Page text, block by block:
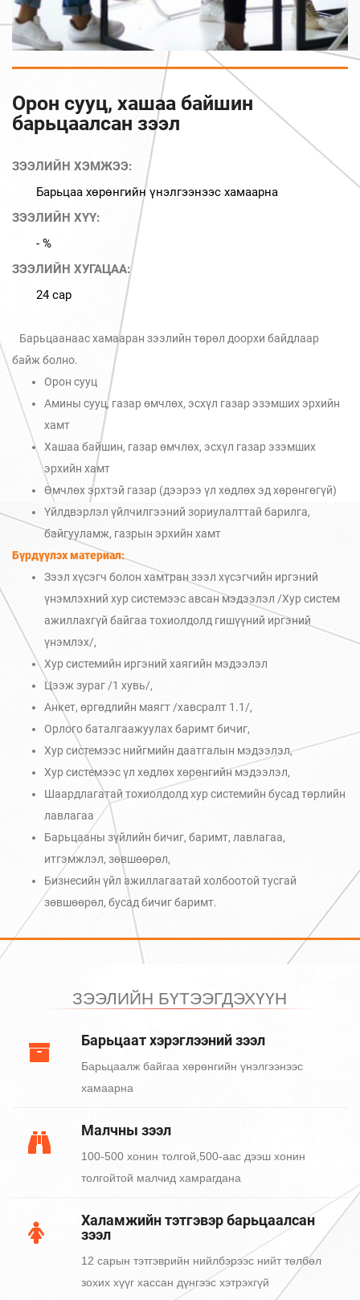
Орон сууц, хашаа байшин
барьцаалсан зээл
ЗЭЭЛИЙН ХЭМЖЭЭ:
Барьцаа хөрөнгийн үнэлгээнээс хамаарна
ЗЭЭЛИЙН ХҮҮ:
- %
ЗЭЭЛИЙН ХУГАЦАА:
24 сар
Барьцаанаас хамааран зээлийн төрөл доорхи байдлаар
байж болно.
Орон сууц
Амины сууц, газар өмчлөх, эсхүл газар эзэмших эрхийн
хамт
Хашаа байшин, газар өмчлөх, эсхүл газар эзэмших
эрхийн хамт
Өмчлөх эрхтэй газар (дээрээ үл хөдлөх эд хөрөнгөгүй)
Үйлдвэрлэл үйлчилгээний зориулалттай барилга,
байгууламж, газрын эрхийн хамт
Бүрдүүлэх материал:
Зээл хүсэгч болон хамтран зээл хүсэгчийн иргэний
үнэмлэхний хур системээс авсан мэдээлэл /Хур систем
ажиллахгүй байгаа тохиолдолд гишүүний иргэний
үнэмлэх/,
Хур системийн иргэний хаягийн мэдээлэл
Цээж зураг /1 хувь/,
Анкет, өргөдлийн маягт /хавсралт 1.1/,
Орлого баталгаажуулах баримт бичиг,
Хур системээс нийгмийн даатгалын мэдээлэл,
Хур системээс үл хөдлөх хөрөнгийн мэдээлэл,
Шаардлагатай тохиолдолд хур системийн бусад төрлийн
лавлагаа
Барьцааны зүйлийн бичиг, баримт, лавлагаа,
итгэмжлэл, зөвшөөрөл,
Бизнесийн үйл ажиллагаатай холбоотой тусгай
зөвшөөрөл, бусад бичиг баримт.
ЗЭЭЛИЙН БҮТЭЭГДЭХҮҮН
Барьцаат хэрэглээний зээл
Барьцаалж байгаа хөрөнгийн үнэлгээнээс
хамаарна
Малчны зээл
100-500 хонин толгой,500-аас дээш хонин
толгойтой малчид хамрагдана
Халамжийн тэтгэвэр барьцаалсан
зээл
12 сарын тэтгэврийн нийлбэрээс нийт төлбөл
зохих хүүг хассан дүнгээс хэтрэхгүй